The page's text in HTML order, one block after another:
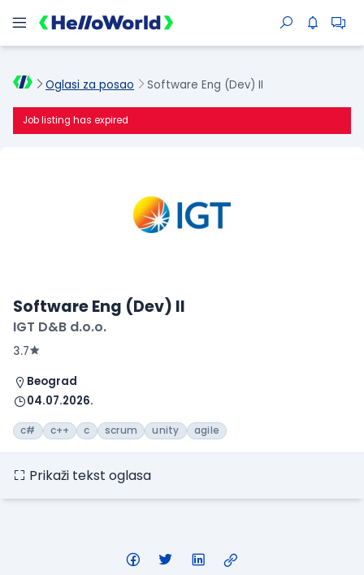
Oglasi za posao Software Eng (Dev) II
Job listing has expired
Software Eng (Dev) II
IGT D&B d.o.o.
3.7
Beograd
04.07.2026.
c# c++ c scrum unity agile
Prikaži tekst oglasa